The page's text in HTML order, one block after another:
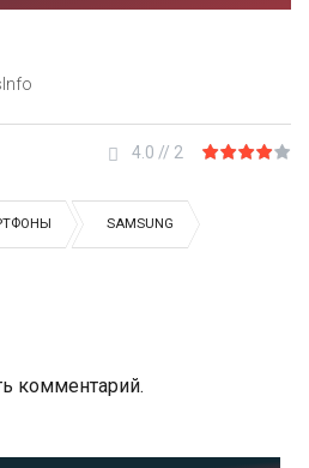
4.0 // 2
SAMSUNG
комментарий.